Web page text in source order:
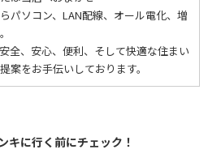
パソコン、LAN配線、オール電化、増
全、安心、便利、そして快適な住まい
案をお手伝いしております。
キに行く前にチェック！